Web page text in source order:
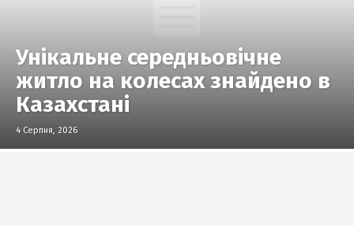
Унікальне середньовічне
житло на колесах знайдено в
Казахстані
4 Серпня, 2026